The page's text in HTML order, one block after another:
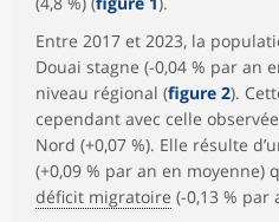
Entre 2017 et 2023, la
Douai stagne (-0,04 % par an
niveau régional (figure 2).
cependant avec celle
Nord (+0,07 %). Elle résulte
(+0,09 % par an en moyenne)
déficit migratoire (-0,13 % par